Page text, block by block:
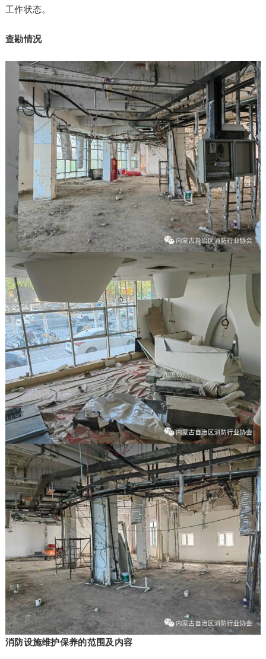
工作状态。
查勘情况
消防设施维护保养的范围及内容